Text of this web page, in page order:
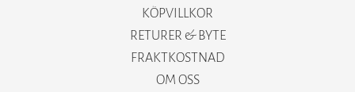
KÖPVILLKOR
RETURER & BYTE
FRAKTKOSTNAD
OM OSS